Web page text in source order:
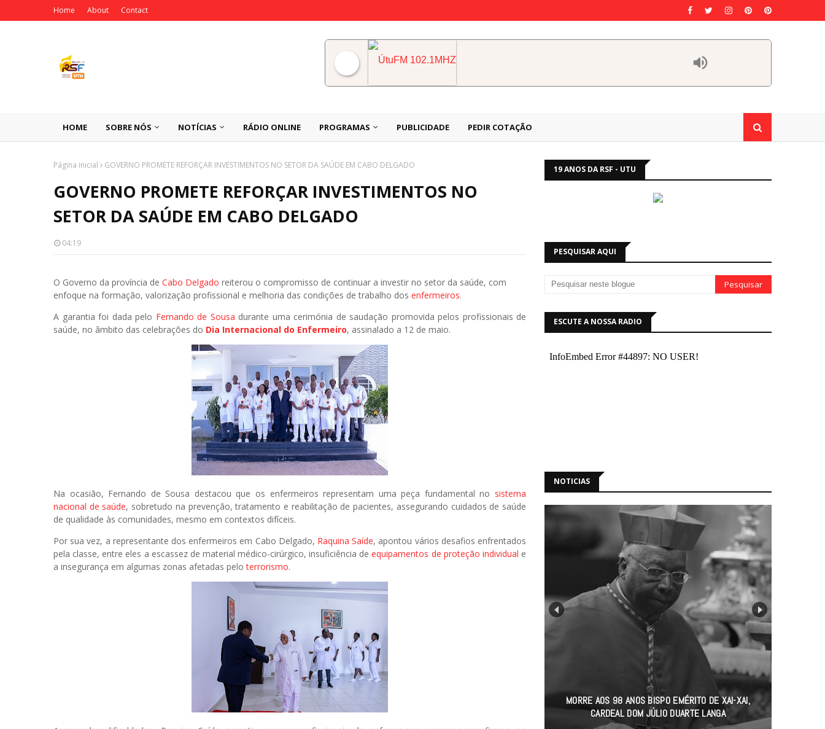
Home About Contact
HOME SOBRE NÓS NOTÍCIAS RÁDIO ONLINE PROGRAMAS PUBLICIDADE PEDIR COTAÇÃO
Página inicial GOVERNO PROMETE REFORÇAR INVESTIMENTOS NO SETOR DA SAÚDE EM CABO DELGADO
GOVERNO PROMETE REFORÇAR INVESTIMENTOS NO
SETOR DA SAÚDE EM CABO DELGADO
04:19
O Governo da província de Cabo Delgado reiterou o compromisso de continuar a investir no setor da saúde, com
enfoque na formação, valorização profissional e melhoria das condições de trabalho dos enfermeiros.
A garantia foi dada pelo Fernando de Sousa durante uma cerimónia de saudação promovida pelos profissionais de
saúde, no âmbito das celebrações do Dia Internacional do Enfermeiro, assinalado a 12 de maio.
Na ocasião, Fernando de Sousa destacou que os enfermeiros representam uma peça fundamental no sistema
nacional de saúde, sobretudo na prevenção, tratamento e reabilitação de pacientes, assegurando cuidados de saúde
de qualidade às comunidades, mesmo em contextos difíceis.
Por sua vez, a representante dos enfermeiros em Cabo Delgado, Raquina Saíde, apontou vários desafios enfrentados
pela classe, entre eles a escassez de material médico-cirúrgico, insuficiência deequipamentos de proteção individual e
a insegurança em algumas zonas afetadas peloterrorismo.
19 ANOS DA RSF - UTU
PESQUISAR AQUI
ESCUTE A NOSSA RADIO
NOTICIAS
MORRE AOS 98 ANOS BISPO EMÉRITO DE XAI-XAI,
CARDEAL DOM JÚLIO DUARTE LANGA